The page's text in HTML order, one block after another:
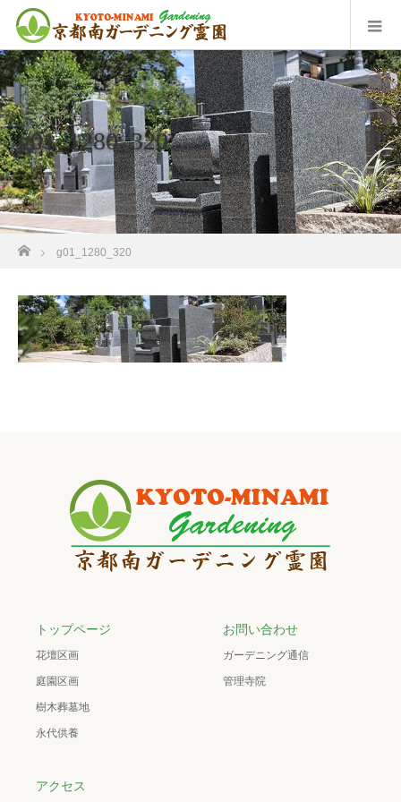
g01_1280_320
g01_1280_320
トップページ
花壇区画
庭園区画
樹木葬墓地
永代供養
お問い合わせ
ガーデニング通信
管理寺院
アクセス